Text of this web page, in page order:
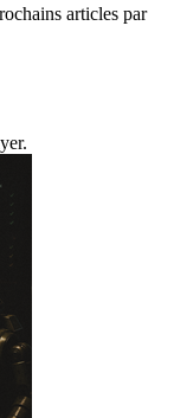
articles par